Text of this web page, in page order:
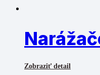
Zobraziť detail